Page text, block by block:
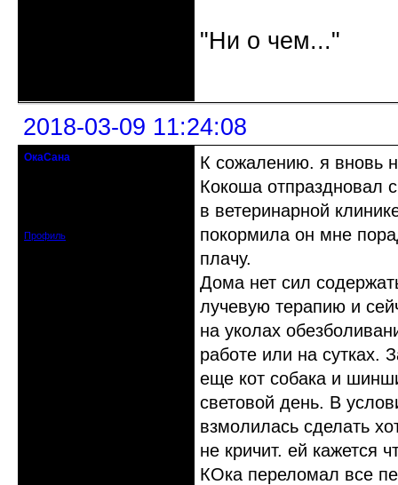
"Ни о чем..."
2018-03-09 11:24:08
ОкаСана
Профиль
К сожалению. я вновь
Кокоша отпраздновал
в ветеринарной
покормила он мне
плачу.
Дома нет сил
лучевую терапию и
на уколах
работе или на сутках.
еще кот собака и
световой день. В
взмолилась сделать
не кричит. ей кажется
КОка переломал все